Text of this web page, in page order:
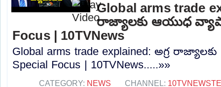
Global arms trade
రాజ్యాలకు ఆయుధ
Focus | 10TVNews
Global arms trade explained: అగ్ర
Special Focus | 10TVNews.....»»
CATEGORY: NEWS CHANNEL: